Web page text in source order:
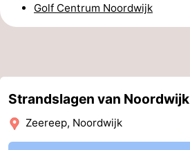
Rockanje
Weather
us
Golf Centrum Noordwijk
Strandslagen van Noordwijk
Zeereep, Noordwijk